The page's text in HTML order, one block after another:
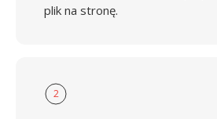
plik na stronę.
2